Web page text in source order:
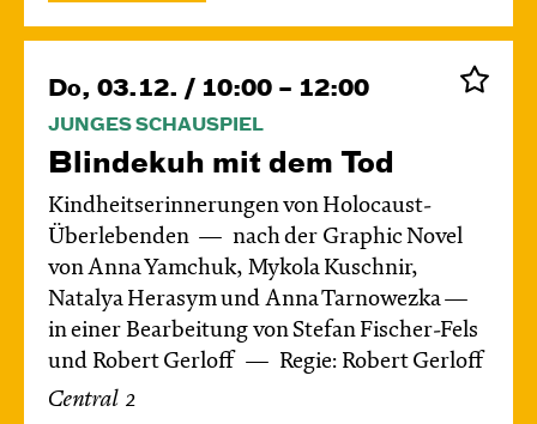
Do, 03.12. / 10:00 – 12:00
JUNGES SCHAUSPIEL
Blinde­kuh mit dem Tod
Kindheitserinnerungen von Holocaust-
Überlebenden
nach der Graphic Novel
von Anna Yamchuk, Mykola Kuschnir,
Natalya Herasym und Anna Tarnowezka —
in einer Bearbeitung von Stefan Fischer-Fels
und Robert Gerloff
Regie: Robert Gerloff
Central 2